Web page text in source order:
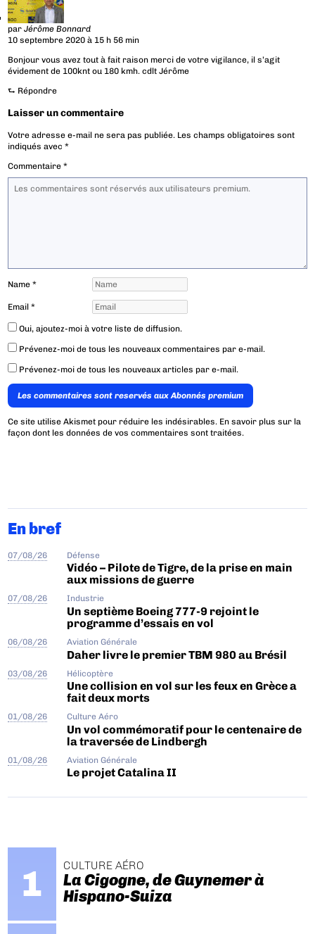
parJérôme Bonnard
10 septembre 2020 à 15 h 56 min
Bonjour vous avez tout à fait raison merci de votre vigilance, il s’agit
évidement de 100knt ou 180 kmh. cdlt Jérôme
⮑ Répondre
Laisser un commentaire
Votre adresse e-mail ne sera pas publiée. Les champs obligatoires sont
indiqués avec*
Commentaire*
Name*
Email*
Oui, ajoutez-moi à votre liste de diffusion.
Prévenez-moi de tous les nouveaux commentaires par e-mail.
Prévenez-moi de tous les nouveaux articles par e-mail.
Les commentaires sont reservés aux Abonnés premium
Ce site utilise Akismet pour réduire les indésirables. En savoir plus sur la
façon dont les données de vos commentaires sont traitées.
En bref
07/08/26 Défense
Vidéo – Pilote de Tigre, de la prise en main
aux missions de guerre
07/08/26 Industrie
Un septième Boeing 777-9 rejoint le
programme d’essais en vol
06/08/26 Aviation Générale
Daher livre le premier TBM 980 au Brésil
03/08/26 Hélicoptère
Une collision en vol sur les feux en Grèce a
fait deux morts
01/08/26 Culture Aéro
Un vol commémoratif pour le centenaire de
la traversée de Lindbergh
01/08/26 Aviation Générale
Le projet Catalina II
CULTURE AÉRO
La Cigogne, de Guynemer à
Hispano-Suiza